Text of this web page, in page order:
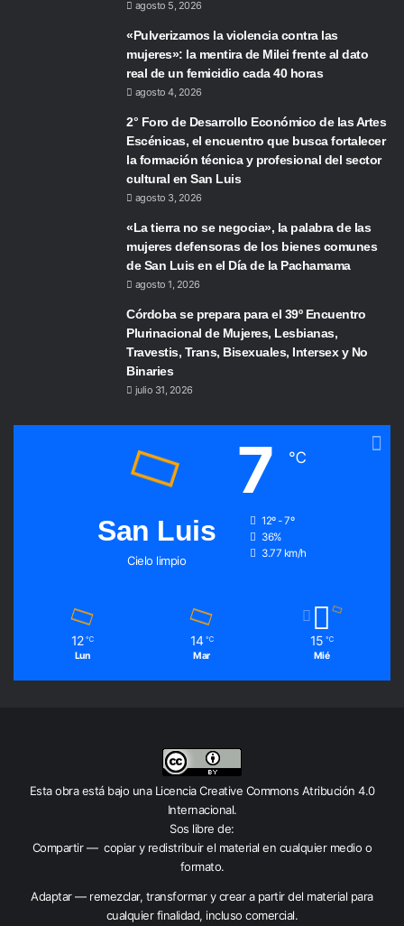
agosto 5, 2026
«Pulverizamos la violencia contra las
mujeres»: la mentira de Milei frente al dato
real de un femicidio cada 40 horas
agosto 4, 2026
2° Foro de Desarrollo Económico de las Artes
Escénicas, el encuentro que busca fortalecer
la formación técnica y profesional del sector
cultural en San Luis
agosto 3, 2026
«La tierra no se negocia», la palabra de las
mujeres defensoras de los bienes comunes
de San Luis en el Día de la Pachamama
agosto 1, 2026
Córdoba se prepara para el 39º Encuentro
Plurinacional de Mujeres, Lesbianas,
Travestis, Trans, Bisexuales, Intersex y No
Binaries
julio 31, 2026
San Luis
Cielo limpio
7 ℃
12º - 7º
36%
3.77 km/h
12 ℃
Lun
14 ℃
Mar
15 ℃
Mié
Esta obra está bajo una Licencia Creative Commons Atribución 4.0
Internacional.
Sos libre de:
Compartir — copiar y redistribuir el material en cualquier medio o
formato.
Adaptar — remezclar, transformar y crear a partir del material para
cualquier finalidad, incluso comercial.